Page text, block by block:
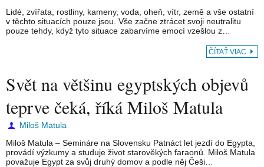
Lidé, zvířata, rostliny, kameny, voda, oheň, vítr, země a vše ostatní
v těchto situacích pouze jsou. Vše začne ztrácet svoji neutralitu
pouze tehdy, když tyto situace zabarvíme emocí vzešlou z…
ČÍTAŤ VIAC
Svět na většinu egyptských objevů
teprve čeká, říká Miloš Matula
Miloš Matula
Miloš Matula – Semináre na Slovensku Patnáct let jezdí do Egypta,
provádí výzkumy a studuje život starověkých faraonů. Miloš Matula
považuje Egypt za svůj druhý domov a podle něj Češi…